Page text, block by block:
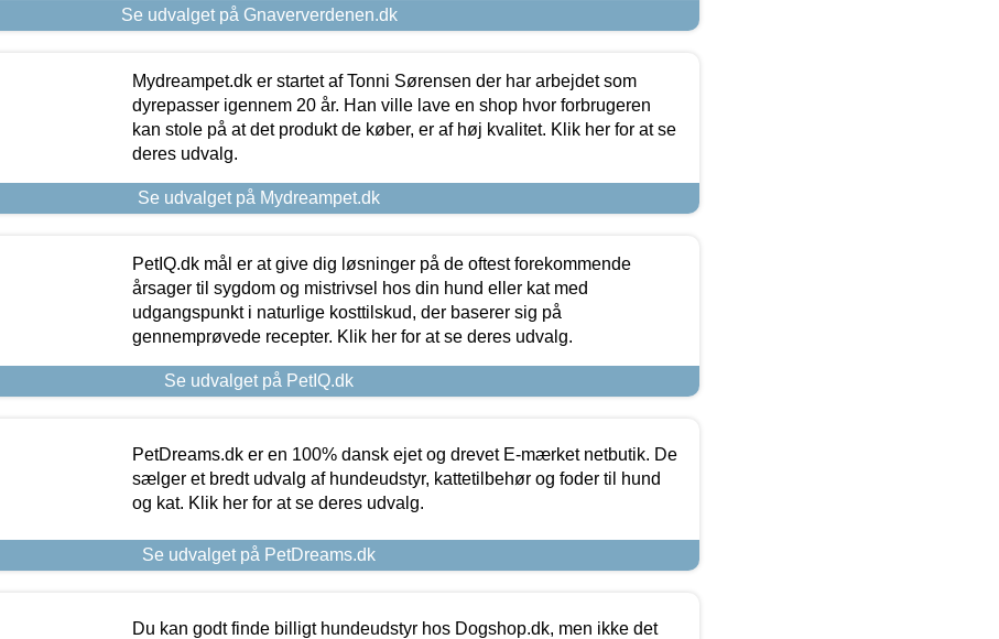
Se udvalget på Gnaververdenen.dk
Mydreampet.dk er startet af Tonni Sørensen der har arbejdet som
dyrepasser igennem 20 år. Han ville lave en shop hvor forbrugeren
kan stole på at det produkt de køber, er af høj kvalitet. Klik her for at se
deres udvalg.
Se udvalget på Mydreampet.dk
PetIQ.dk mål er at give dig løsninger på de oftest forekommende
årsager til sygdom og mistrivsel hos din hund eller kat med
udgangspunkt i naturlige kosttilskud, der baserer sig på
gennemprøvede recepter. Klik her for at se deres udvalg.
Se udvalget på PetIQ.dk
PetDreams.dk er en 100% dansk ejet og drevet E-mærket netbutik. De
sælger et bredt udvalg af hundeudstyr, kattetilbehør og foder til hund
og kat. Klik her for at se deres udvalg.
Se udvalget på PetDreams.dk
Du kan godt finde billigt hundeudstyr hos Dogshop.dk, men ikke det